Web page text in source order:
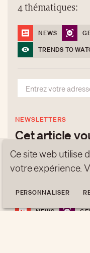
4 thématiques:
NEWS
TRENDS TO
NEWSLETTERS
Cet article
Inscrivez-vous à
dernières
NEWS
NEWSLETTERS
Ce site web utilise
votre expérience.
PERSONNALISER